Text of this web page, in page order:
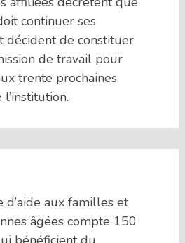
continuer ses
décident de constituer
de travail pour
trente prochaines
d’aide aux familles et
âgées compte 150